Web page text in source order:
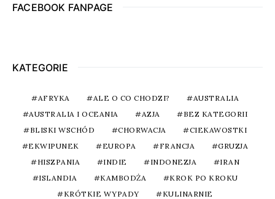
FACEBOOK FANPAGE
KATEGORIE
AFRYKA ALE O CO CHODZI?
AUSTRALIA
AUSTRALIA I OCEANIA
AZJA
BEZ KATEGORII
BLISKI WSCHÓD
CHORWACJA
CIEKAWOSTKI
EKWIPUNEK
EUROPA FRANCJA
GRUZJA
HISZPANIA
INDIE INDONEZJA
IRAN
ISLANDIA
KAMBODŻA
KROK PO KROKU
KRÓTKIE WYPADY
KULINARNIE